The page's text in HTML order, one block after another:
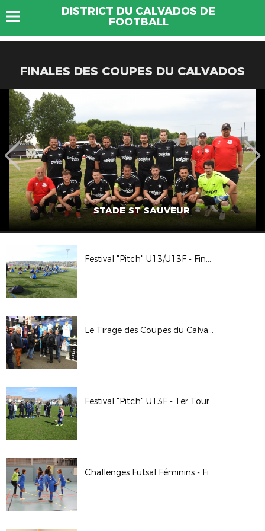
DISTRICT DU CALVADOS DE
FOOTBALL
FINALES DES COUPES DU CALVADOS
STADE ST SAUVEUR
Festival "Pitch" U13/U13F - Finale Départementale
Le Tirage des Coupes du Calvados chez InterSport
Festival "Pitch" U13F - 1er Tour
Challenges Futsal Féminins - Finale Départementale